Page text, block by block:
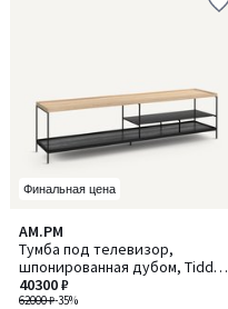
Финальная цена
AM.PM
Тумба под телевизор,
шпонированная дубом, Tidder
/ Тиддер
62000 ₽-35%
40300 ₽
4,7
/ 5